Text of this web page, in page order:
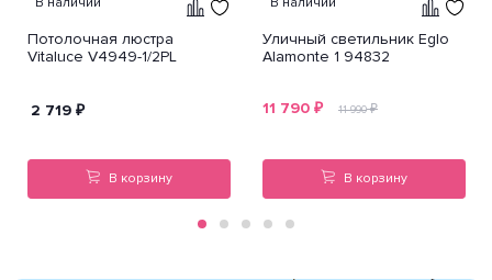
Потолочная люстра
Vitaluce V4949-1/2PL
2 719 ₽
В корзину
Уличный светильник Eglo
Alamonte 1 94832
11 790 ₽ 11 990₽
В корзину